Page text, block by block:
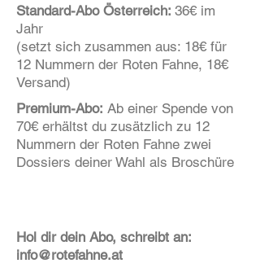
Standard-Abo Österreich: 36€ im
Jahr
(setzt sich zusammen aus: 18€ für
12 Nummern der Roten Fahne, 18€
Versand)
Premium-Abo: Ab einer Spende von
70€ erhältst du zusätzlich zu 12
Nummern der Roten Fahne zwei
Dossiers deiner Wahl als Broschüre
Hol dir dein Abo, schreibt an:
info@rotefahne.at